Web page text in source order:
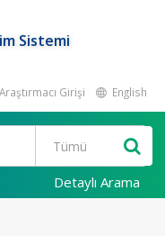
Sistemi
Araştırmacı Girişi English
Detaylı Arama